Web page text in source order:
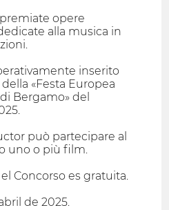
opere
alla musica in
inserito
«Festa Europea
Bergamo» del
può partecipare al
uno o più film.
Concorso es gratuita.
de 2025.